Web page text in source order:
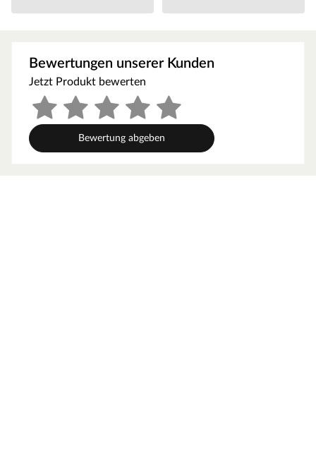
Satteldach aus Massivholzdach geschützt. Die 6,0 m²
welcher Jahreszeit. Unsere Stelzenhäuser bieten mit
einer Rutsche in vielen Farben sowie weiterem
umfangreichem Zubehör alles, was das Kinderherz
begehrt.
Bewertungen unserer Kunden
Jetzt Produkt bewerten
Bewertung abgeben